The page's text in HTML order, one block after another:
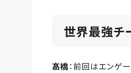
世界最強チ
髙橋：前回はエンゲ